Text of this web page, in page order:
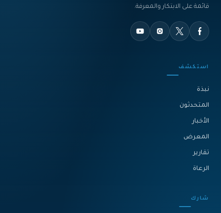
قائمة على الابتكار والمعرفة.
استكشف
نبذة‎
المتحدثون
الأخبار
المعرض
تقارير
الرعاة
شارك